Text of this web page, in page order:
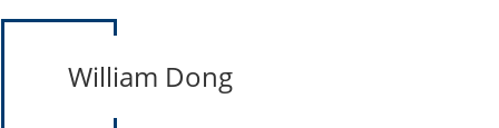
William Dong